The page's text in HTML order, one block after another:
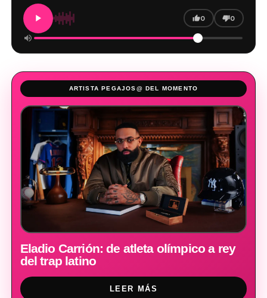
0 0
ARTISTA PEGAJOS@ DEL MOMENTO
Eladio Carrión: de atleta olímpico a rey
del trap latino
LEER MÁS